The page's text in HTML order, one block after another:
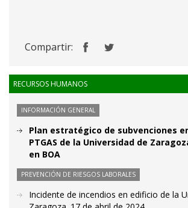
Compartir:
RECURSOS HUMANOS
INFORMACIÓN GENERAL
Plan estratégico de subvenciones
PTGAS de la Universidad de
en BOA
PREVENCIÓN DE RIESGOS LABORALES
Incidente de incendios en edificio de la